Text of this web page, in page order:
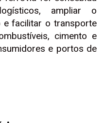
ampliar o
e facilitar o transporte
cimento e
e portos de